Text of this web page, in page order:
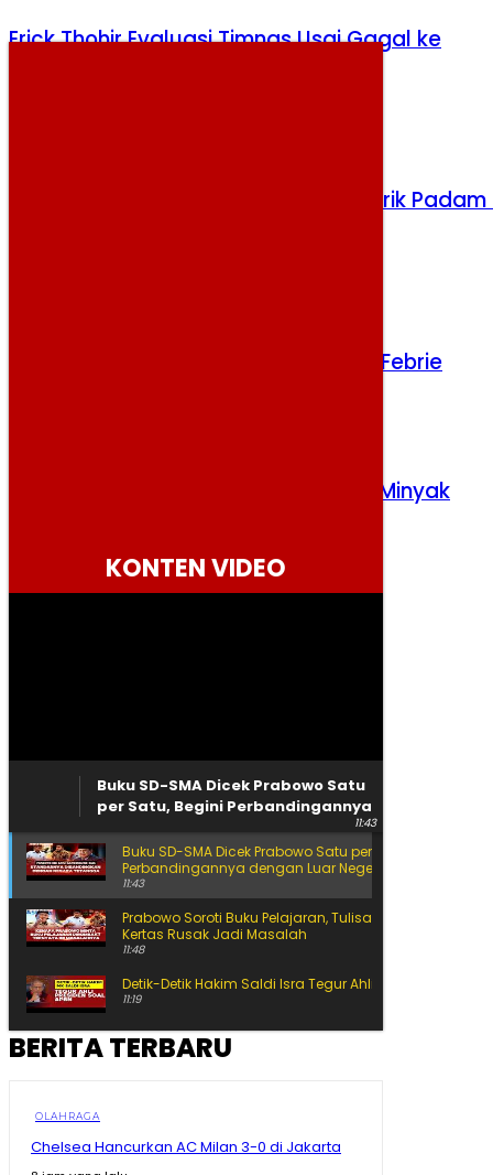
Erick Thohir Evaluasi Timnas Usai Gagal ke
Prabowo Perintahkan Bahlil Atasi Listrik Padam
Kejagung Siap Hadapi Praperadilan Febrie
Ketegangan AS-Iran Angkat Harga Minyak
KONTEN VIDEO
Buku SD-SMA Dicek Prabowo Satu
per Satu, Begini Perbandingannya
11:43
Buku SD-SMA Dicek Prabowo Satu per Satu, Begini
Perbandingannya dengan Luar Negeri
11:43
Prabowo Soroti Buku Pelajaran, Tulisan Kecil hingga
Kertas Rusak Jadi Masalah
11:48
Detik-Detik Hakim Saldi Isra Tegur Ahli Presiden
11:19
Siap-Siap Ganti Gas 3 Kg! BRIN Pamer Gas ANG, Lebih
11:10
BERITA TERBARU
OLAHRAGA
Chelsea Hancurkan AC Milan 3-0 di Jakarta